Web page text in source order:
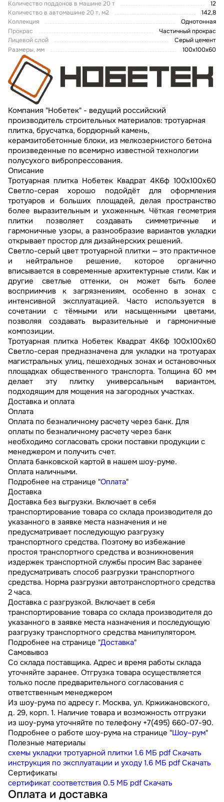
Количество поддонов в машине 20 т
12
Количество в автомашине 20 т, м2
142,8
Коллекция
Однотонная
Прокрас
Частичный прокрас
Лицевой слой
Серый цемент
Размеры, мм
100х100х60
Компания "Нобетек" - ведущий российский
производитель строительных материалов: тротуарная
плитка, брусчатка, бордюрный камень,
керамзитобетонные блоки, из мелкозернистого бетона
произведенные по всемирно известной технологии
полусухого вибропрессования.
Описание
Тротуарная плитка Нобетек Квадрат 4К6ф 100x100x60
Светло-серая хорошо подойдёт для оформления
тротуаров и больших площадей, делая пространство
более выразительным и ухоженным. Чёткая геометрия
плитки позволяет создавать симметричные и
гармоничные узоры, а разнообразие вариантов укладки
открывает простор для дизайнерских решений.
Светло-серый цвет тротуарной плитки — это практичное
и нейтральное решение, которое органично
вписывается в современные архитектурные стили. Как и
другие светлые оттенки, он может быть более
восприимчив к загрязнениям, особенно в зонах с
интенсивной эксплуатацией. Часто используется в
сочетании с тёмными или насыщенными цветами,
позволяя создавать выразительные и гармоничные
композиции.
Тротуарная плитка Нобетек Квадрат 4К6ф 100x100x60
Светло-серая предназначена для укладки на тротуарах
магистральных улиц, пешеходных зонах и остановочных
площадках общественного транспорта. Толщина 60 мм
делает эту плитку универсальным вариантом,
подходящим для мощения на загородных участках.
Доставка и оплата
Оплата
Оплата по безналичному расчету через банк. Для
оплаты по безналичному расчету через банк
необходимо согласовать сроки поставки продукции с
менеджером и получить счет.
Оплата банковской картой в нашем шоу-руме.
Оплата наличными.
Подробнее на странице "Оплата"
Доставка
Доставка без выгрузки. Включает в себя
транспортирование товара со склада производителя до
указанного в заявке места назначения и не
предусматривает последующую разгрузку
транспортного средства. Поэтому во избежание
простоя транспортного средства и возникновения
издержек транспортной службы просим Вас заранее
предусматривать способ разгрузки транспортного
средства. Норма разгрузки автотранспортного средства
2 часа.
Доставка с разгрузкой. Включает в себя
транспортирование товара со склада производителя до
указанного в заявке места назначения и последующую
разгрузку транспортного средства манипулятором.
Подробнее на странице "Доставка"
Самовывоз
Со склада поставщика. Адрес и время работы склада
уточняйте заранее. Отгрузка товара осуществляется
только после предварительного согласования с
ответственным менеджером
Из шоу-рума по адресу г. Москва, ул. Кржижановского,
д. 29, корп. 1. Наличие товара и возможность отгрузки
из шоу-рума уточняйте по телефону +7(495) 660-07-90.
Подробнее о работе шоу-рума на странице "Шоу–рум"
Полезные материалы
схемы укладки тротуарной плитки 1.6 МБ pdf Скачать
инструкция по эксплуатации и уходу 1.6 МБ pdf Скачать
Сертификаты
сертификат соответствия 0.5 МБ pdf Скачать
Оплата и доставка